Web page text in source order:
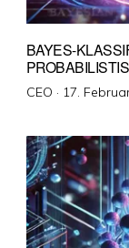
BAYES-
CEO · 17.